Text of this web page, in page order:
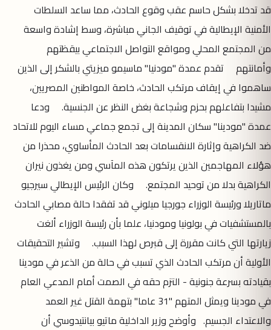
قد تدخلا بشكل حاسم عقب وقوع الحادث، مما ساعد السلطات
الأمنية الإيطالية في توقيف الجاني مباشرة، وسط إشادة واسعة
من المجتمع المحلي ومواقع التواصل الاجتماعي بيقظتهم
وأمانتهم تقدم عمدة "مودنيا" ماسيمو ميزيتي بالشكر إلى الذين
ساهموا في إيقاف مرتكب الحادث، خاصة المواطنين المصريين،
مشيدا بتفاعلهم بحزم وشجاعة بغض النظر عن الجنسية. ودعا
عمدة "مودينا" سكان المدينة إلى تجمع جماعي مساء اليوم للاتحاد
ضد الكراهية وإثارة الانقسامات بعد الحادث المأساوي، محذرا من
هؤلاء المهاجمين الذين يرتكون هذه المآسي ومن يغذون نيران
الكراهية بدلا من توحيد المجتمع. وكان الرئيس الإيطالي سيرجيو
ماتاريلا ورئيسة الوزراء جورجيا ميلوني قد تفقدا حالة مصابي الحادث
بالمستشفيات في بولونيا ومودنيا، علما بأن رئيسة الوزراء ألغت
زيارتها التي كانت مقررة إلى قبرص لهذا السبب. وتشير التحقيقات
الأولية أن مرتكب الحادث الذي تسبب في حالة من الذعر في مودينا
بقيادته بسرعة جنونية - التزم حقه في الصمت أمام المدعي العام
في مودينا ويمثل المتهم "31 عاما" بتهمة القتل غير العمد
والاعتداء الجسيم. وأوضح وزير الداخلية ماتيو بيانتيدوسي أن